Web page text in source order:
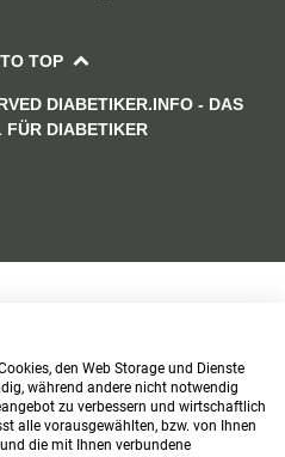
TOP
DIABETIKER.INFO - DAS
FÜR DIABETIKER
den Web Storage und Dienste
während andere nicht notwendig
zu verbessern und wirtschaftlich
alle vorausgewählten, bzw. von Ihnen
die mit Ihnen verbundene